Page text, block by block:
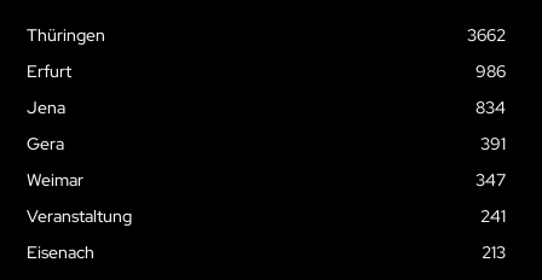
Thüringen
3662
Erfurt
986
Jena
834
Gera
391
Weimar
347
Veranstaltung
241
Eisenach
213